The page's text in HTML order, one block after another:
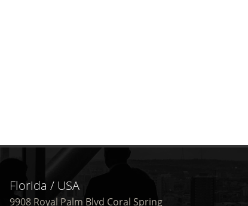
Florida / USA
9908 Royal Palm Blvd Coral Spring